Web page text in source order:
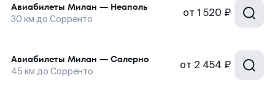
Авиабилеты Милан — Неаполь
30 км до Сорренто от 1 520 ₽
Авиабилеты Милан — Салерно
45 км до Сорренто от 2 454 ₽